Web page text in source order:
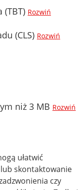
(TBT) Rozwiń
(CLS) Rozwiń
niż 3 MB Rozwiń
ułatwić
skontaktowanie
czy